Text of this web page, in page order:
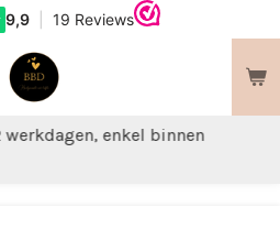
werkdagen, enkel binnen